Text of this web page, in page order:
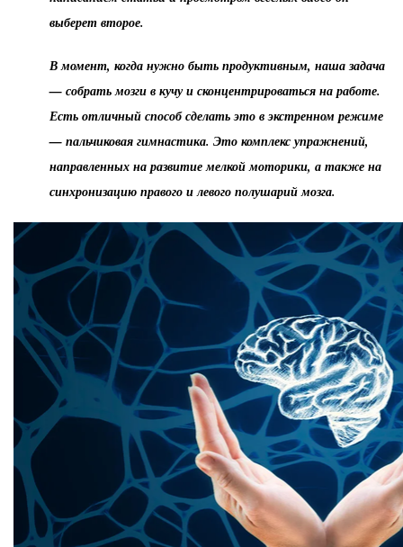
выберет второе.
В момент, когда нужно быть продуктивным, наша задача
— собрать мозги в кучу и сконцентрироваться на работе.
Есть отличный способ сделать это в экстренном режиме
— пальчиковая гимнастика. Это комплекс упражнений,
направленных на развитие мелкой моторики, а также на
синхронизацию правого и левого полушарий мозга.